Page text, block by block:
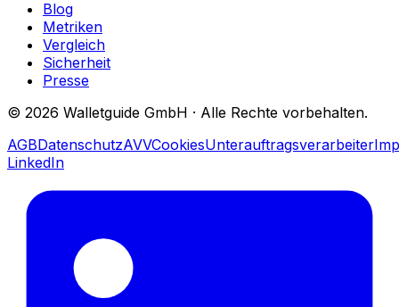
Blog
Metriken
Vergleich
Sicherheit
Presse
© 2026 Walletguide GmbH · Alle Rechte vorbehalten.
AGBDatenschutzAVVCookiesUnterauftragsverarbeiter
LinkedIn